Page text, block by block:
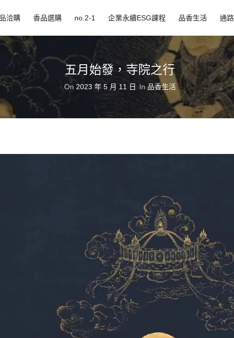
洽購 香品選購 no.2-1 企業永續ESG課程 品香生活 通
五月始發，寺院之行
On 2023 年 5 月 11 日 In 品香生活